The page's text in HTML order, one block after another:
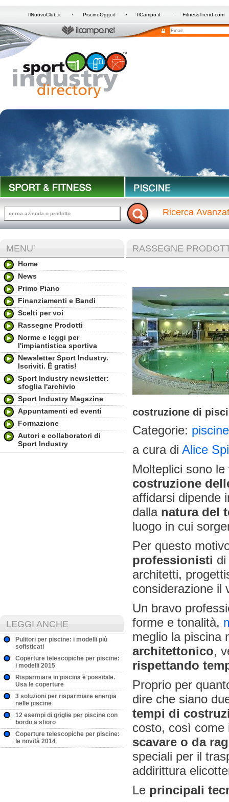
IlNuovoClub.it PiscineOggi.it IlCampo.it FitnessTrend.com
Ricerca
MENU'
Home
News
Primo Piano
Finanziamenti e Bandi
Scelti per voi
Rassegne Prodotti
Norme e leggi per
l'impiantistica sportiva
Newsletter Sport Industry.
Iscriviti. È gratis!
Sport Industry newsletter:
sfoglia l'archivio
Sport Industry Magazine
Appuntamenti ed eventi
Formazione
Autori e collaboratori di
Sport Industry
LEGGI ANCHE
Pulitori per piscine: i modelli più
sofisticati
Coperture telescopiche per piscine:
i modelli 2015
Risparmiare in piscina è possibile.
Usa le coperture
3 soluzioni per risparmiare energia
nelle piscine
12 esempi di griglie per piscine con
bordo a sfioro
Coperture telescopiche per piscine:
le novità 2014
RASSEGNE
costruzione di
Categorie: piscine
a cura di Alice
Molteplici sono le
costruzione
affidarsi dipende
dalla natura del
luogo in cui
Per questo
professionisti
architetti,
considerazione il
Un bravo
forme e tonalità,
meglio la piscina
architettonico,
rispettando
Proprio per
dire che siano
tempi di
costo, così
scavare o da
speciali per il
addirittura
Le principali